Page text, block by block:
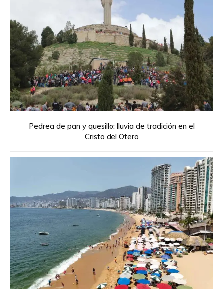
Pedrea de pan y quesillo: lluvia de tradición en el
Cristo del Otero